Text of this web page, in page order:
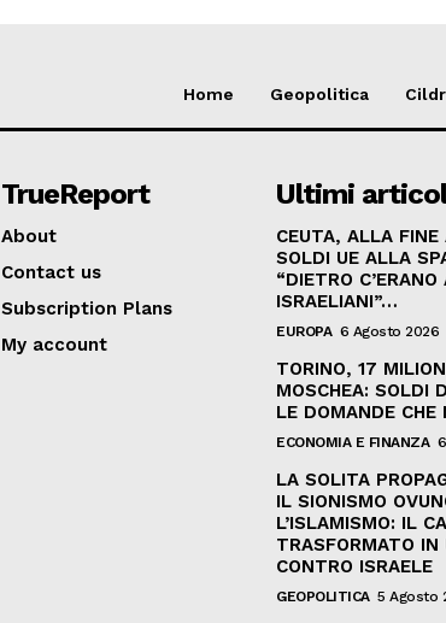
Home Geopolitica
TrueReport
About
Contact us
Subscription Plans
My account
Ultimi
CEUTA, ALLA FINE
SOLDI UE ALLA
“DIETRO
ISRAELIANI”…
EUROPA 6 Agosto 2026
TORINO, 17
MOSCHEA: SOLDI
LE DOMANDE CHE
ECONOMIA E FINANZA
LA SOLITA
IL SIONISMO
L’ISLAMISMO: IL
TRASFORMATO IN
CONTRO ISRAELE
GEOPOLITICA 5 Agosto